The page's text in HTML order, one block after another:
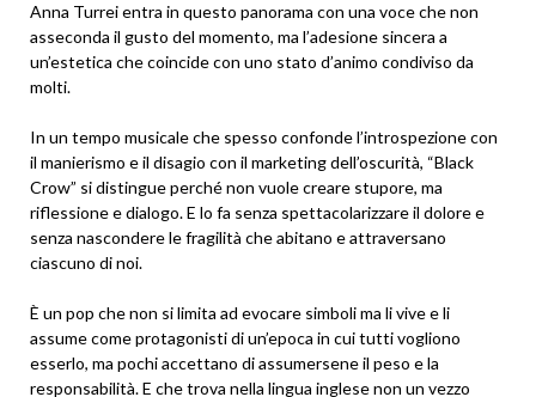
Anna Turrei entra in questo panorama con una voce che non
asseconda il gusto del momento, ma l’adesione sincera a
un’estetica che coincide con uno stato d’animo condiviso da
molti.
In un tempo musicale che spesso confonde l’introspezione con
il manierismo e il disagio con il marketing dell’oscurità, “Black
Crow” si distingue perché non vuole creare stupore, ma
riflessione e dialogo. E lo fa senza spettacolarizzare il dolore e
senza nascondere le fragilità che abitano e attraversano
ciascuno di noi.
È un pop che non si limita ad evocare simboli ma li vive e li
assume come protagonisti di un’epoca in cui tutti vogliono
esserlo, ma pochi accettano di assumersene il peso e la
responsabilità. E che trova nella lingua inglese non un vezzo